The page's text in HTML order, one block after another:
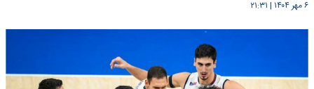
۶ مهر ۱۴۰۴ | ۲۱:۳۱